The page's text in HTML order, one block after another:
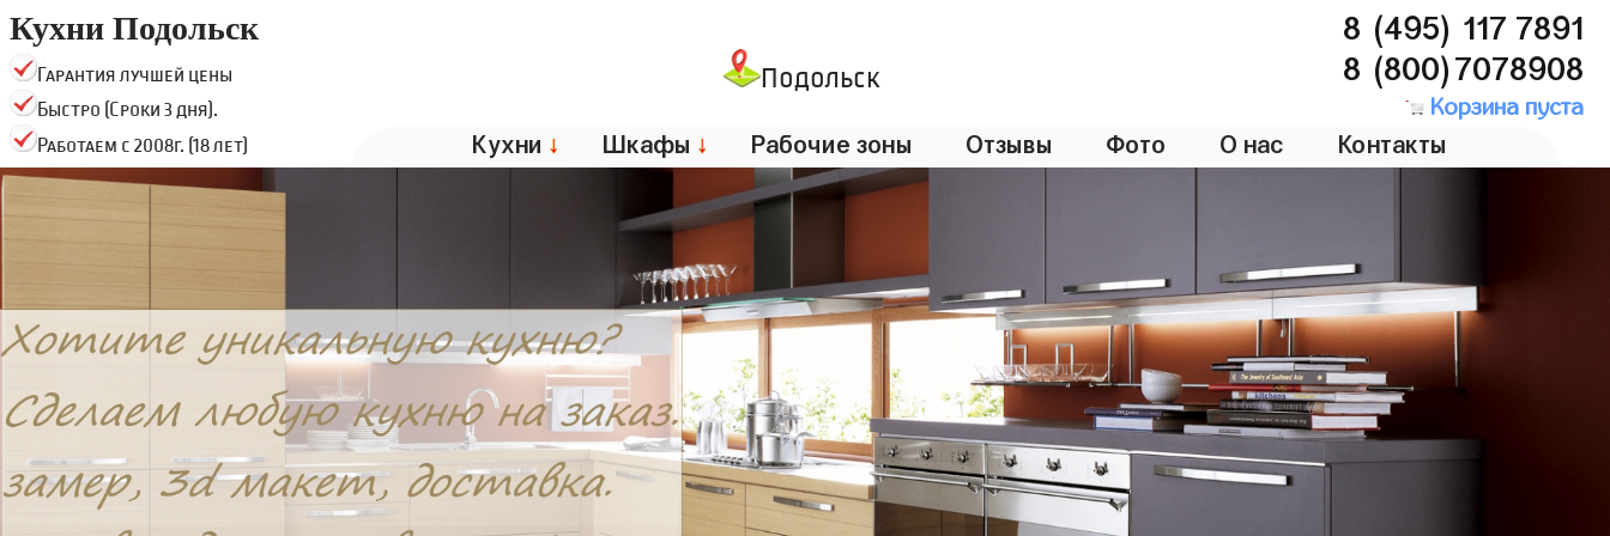
Кухни Подольск
Гарантия лучшей цены
Быстро (Сроки 3 дня).
Работаем с 2008г. (18 лет)
Подольск
8 (495) 117 7891
8 (800)7078908
Корзина пуста
Кухни ↓ Шкафы ↓ Рабочие зоны Отзывы Фото О нас Контакты